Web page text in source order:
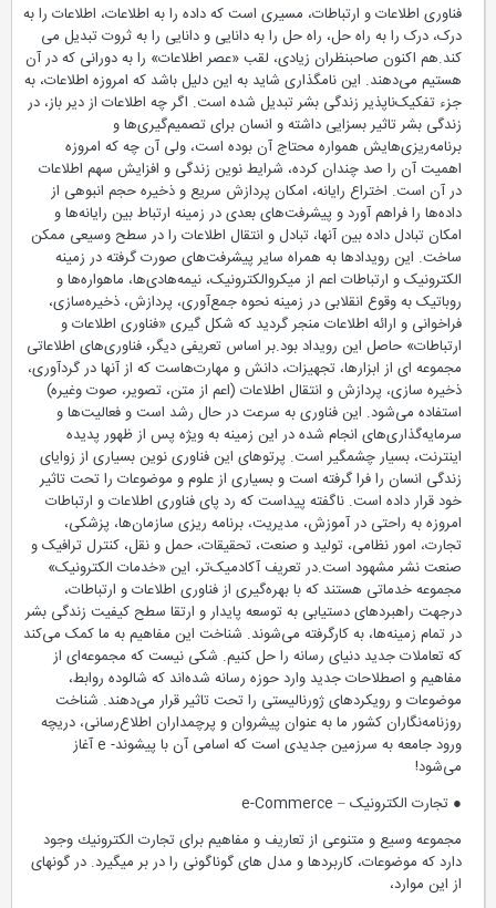
فناوری اطلاعات و ارتباطات، مسیری است که داده را به اطلاعات، اطلاعات را به
درک، درک را به راه حل، راه حل را به دانایی و دانایی را به ثروت تبدیل می
کند.هم اکنون صاحبنظران زیادی، لقب «عصر اطلاعات» را به دورانی که در آن
هستیم می‌دهند. این نامگذاری شاید به این دلیل باشد که امروزه اطلاعات، به
جزء تفکیک‌ناپذیر زندگی بشر تبدیل شده است. اگر چه اطلاعات از دیر باز، در
زندگی بشر تاثیر بسزایی داشته و انسان برای تصمیم‌گیری‌ها و
برنامه‌ریزی‌هایش همواره محتاج آن بوده است، ولی آن چه که امروزه
اهمیت آن را صد چندان کرده، شرایط نوین زندگی و افزایش سهم اطلاعات
در آن است. اختراع رایانه، امکان پردازش سریع و ذخیره حجم انبوهی از
داده‌ها را فراهم آورد و پیشرفت‌های بعدی در زمینه ارتباط بین رایانه‌ها و
امکان تبادل داده بین آنها، تبادل و انتقال اطلاعات را در سطح وسیعی ممکن
ساخت. این رویدادها به همراه سایر پیشرفت‌های صورت گرفته در زمینه
الکترونیک و ارتباطات اعم از میکروالکترونیک، نیمه‌هادی‌ها، ماهواره‌ها و
روباتیک به وقوع انقلابی در زمینه نحوه جمع‌آوری، پردازش، ذخیره‌سازی،
فراخوانی و ارائه اطلاعات منجر گردید که شکل گیری «فناوری اطلاعات و
ارتباطات» حاصل این رویداد بود.بر اساس تعریفی دیگر، فناوری‌های اطلاعاتی
مجموعه ای از ابزارها، تجهیزات، دانش و مهارت‌هاست که از آنها در گردآوری،
ذخیره سازی، پردازش و انتقال اطلاعات (اعم از متن، تصویر، صوت وغیره)
استفاده می‌شود. این فناوری به سرعت در حال رشد است و فعالیت‌ها و
سرمایه‌گذاری‌های انجام شده در این زمینه به ویژه پس از ظهور پدیده
اینترنت، بسیار چشمگیر است. پرتوهای این فناوری نوین بسیاری از زوایای
زندگی انسان را فرا گرفته است و بسیاری از علوم و موضوعات را تحت تاثیر
خود قرار داده است. ناگفته پیداست که رد پای فناوری اطلاعات و ارتباطات
امروزه به راحتی در آموزش، مدیریت، برنامه ریزی سازمان‌ها، پزشکی،
تجارت، امور نظامی، تولید و صنعت، تحقیقات، حمل و نقل، کنترل ترافیک و
صنعت نشر مشهود است.در تعریف آکادمیک‌تر، این «خدمات الکترونیک»
مجموعه خدماتی هستند که با بهره‌گیری از فناوری اطلاعات و ارتباطات،
درجهت راهبردهای دستیابی به توسعه پایدار و ارتقا سطح کیفیت زندگی بشر
در تمام زمینه‌ها، به کارگرفته می‌شوند. شناخت این مفاهیم به ما کمک می‌کند
که تعاملات جدید دنیای رسانه را حل کنیم. شکی نیست که مجموعه‌ای از
مفاهیم و اصطلاحات جدید وارد حوزه رسانه شده‌اند که شالوده روابط،
موضوعات و رویکردهای ژورنالیستی را تحت تاثیر قرار می‌دهند. شناخت
روزنامه‌نگاران کشور ما به عنوان پیشروان و پرچمداران اطلاع‌رسانی، دریچه
ورود جامعه به سرزمین جدیدی است که اسامی آن با پیشوند- e آغاز
می‌شود!
● تجارت الکترونیک – e-Commerce
مجموعه وسیع و متنوعی از تعاریف و مفاهیم برای تجارت الكترونیك وجود
دارد كه موضوعات، كاربردها و مدل های گوناگونی را در بر می‏گیرد‏‏. در گونه‏ای
از این موارد،